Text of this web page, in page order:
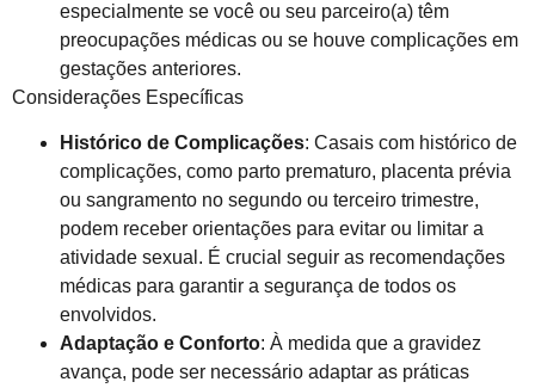
especialmente se você ou seu parceiro(a) têm
preocupações médicas ou se houve complicações em
gestações anteriores.
Considerações Específicas
Histórico de Complicações: Casais com histórico de
complicações, como parto prematuro, placenta prévia
ou sangramento no segundo ou terceiro trimestre,
podem receber orientações para evitar ou limitar a
atividade sexual. É crucial seguir as recomendações
médicas para garantir a segurança de todos os
envolvidos.
Adaptação e Conforto: À medida que a gravidez
avança, pode ser necessário adaptar as práticas